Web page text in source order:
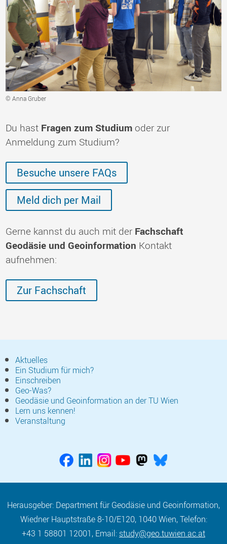
© Anna Gruber
Du hast Fragen zum Studium oder zur
Anmeldung zum Studium?
Besuche unsere FAQs
Meld dich per Mail
Gerne kannst du auch mit derFachschaft
Geodäsie und Geoinformation Kontakt
aufnehmen:
Zur Fachschaft
Aktuelles
Ein Studium für mich?
Einschreiben
Geo-Was?
Geodäsie und Geoinformation an der TU Wien
Lern uns kennen!
Veranstaltung
Herausgeber: Department für Geodäsie und Geoinformation,
Wiedner Hauptstraße 8-10/E120, 1040 Wien, Telefon:
+43 1 58801 12001, Email: study@geo.tuwien.ac.at